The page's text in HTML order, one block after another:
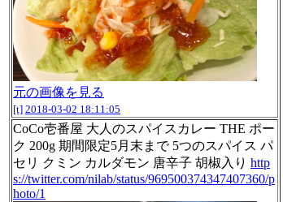
元の画像を見る
[t] 2018-03-02 18:11:05
CoCo壱番屋 大人のスパイスカレー THE ポー
ク 200g 期間限定5月末まで 5つのスパイス パ
セリ クミン カルダモン 唐辛子 胡椒入り http
s://twitter.com/nilab/status/969500374347407360/p
hoto/1